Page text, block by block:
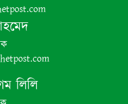
টাকা মজুরিসহ চা শ্রমিক
নির্বাচনের দাবিতে কমলগঞ্জে
মানববন্ধন
লিলি